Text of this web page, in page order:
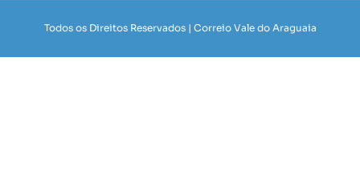
Todos os Direitos Reservados | Correio Vale do Araguaia